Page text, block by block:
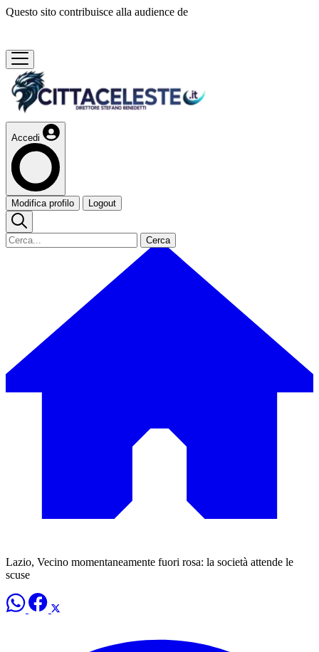
Questo sito contribuisce alla audience de
Accedi
Modifica profilo Logout
Cerca
Lazio, Vecino momentaneamente fuori rosa: la società attende le
scuse